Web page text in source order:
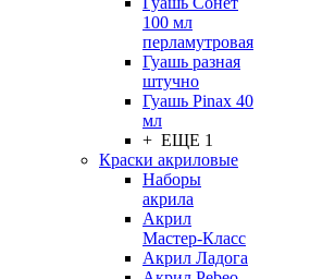
100 мл
перламутровая
Гуашь разная
штучно
Гуашь Pinax 40
мл
+ ЕЩЕ 1
Краски акриловые
Наборы
акрила
Акрил
Мастер-Класс
Акрил Ладога